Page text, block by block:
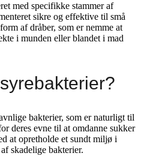
med specifikke stammer af
sikre og effektive til små
af dråber, som er nemme at
i munden eller blandet i mad
bakterier, som er naturligt til
deres evne til at omdanne sukker
at opretholde et sundt miljø i
skadelige bakterier.